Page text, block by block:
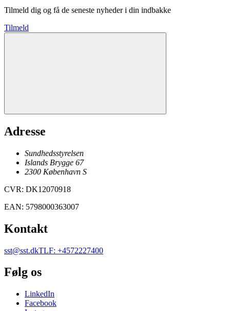
Tilmeld dig og få de seneste nyheder i din indbakke
Tilmeld
Adresse
Sundhedsstyrelsen
Islands Brygge 67
2300 København S
CVR: DK12070918
EAN: 5798000363007
Kontakt
sst@sst.dkTLF: +4572227400
Følg os
LinkedIn
Facebook